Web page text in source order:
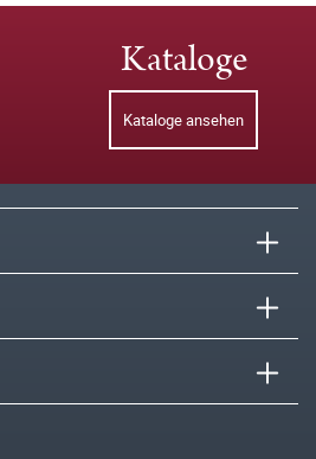
Kataloge
Kataloge ansehen